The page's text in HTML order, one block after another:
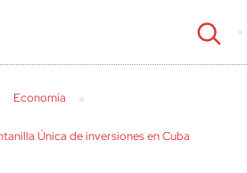
Economía
Única de inversiones en Cuba